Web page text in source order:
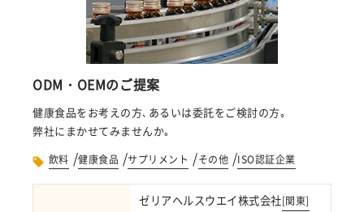
ODM・OEMのご提案
健康食品をお考えの方､あるいは委託をご検討の方｡
弊社にまかせてみませんか｡
飲料 /健康食品 /サプリメント /その他 /ISO認証企業
ゼリアヘルスウエイ株式会社[関東]